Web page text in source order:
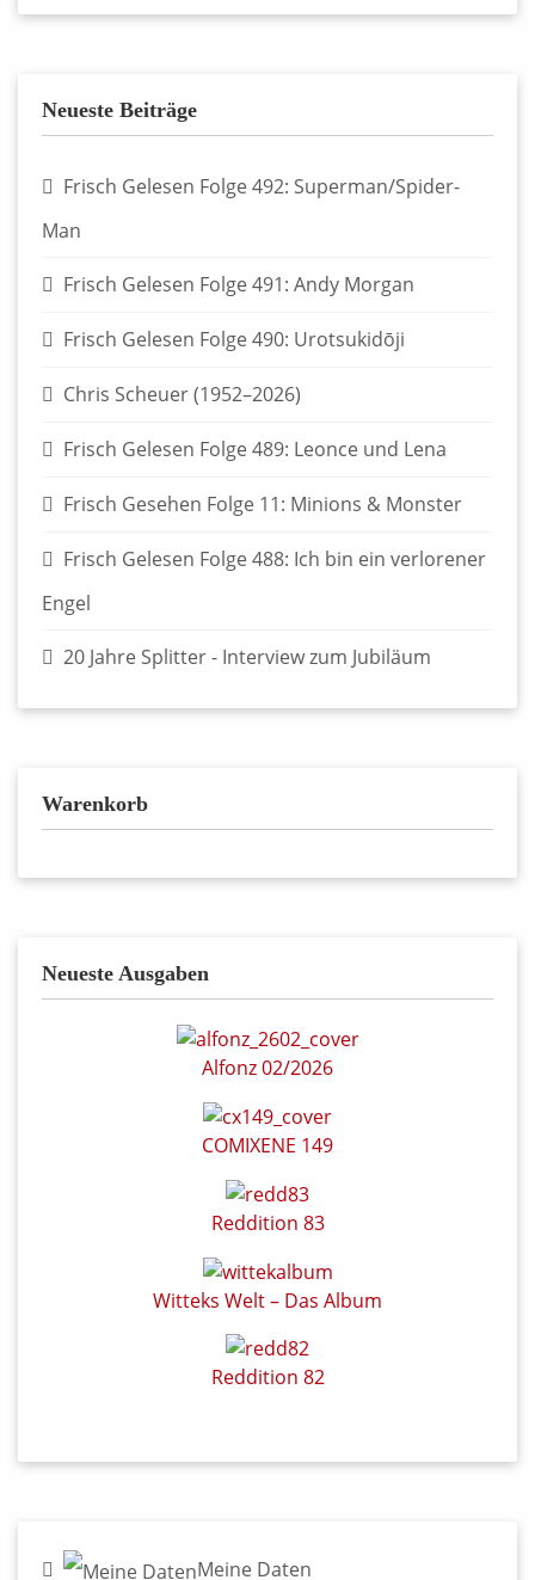
Neueste Beiträge
Frisch Gelesen Folge 492: Superman/Spider-
Man
Frisch Gelesen Folge 491: Andy Morgan
Frisch Gelesen Folge 490: Urotsukidōji
Chris Scheuer (1952–2026)
Frisch Gelesen Folge 489: Leonce und Lena
Frisch Gesehen Folge 11: Minions & Monster
Frisch Gelesen Folge 488: Ich bin ein verlorener
Engel
20 Jahre Splitter - Interview zum Jubiläum
Warenkorb
Neueste Ausgaben
Alfonz 02/2026
COMIXENE 149
Reddition 83
Witteks Welt – Das Album
Reddition 82
Meine Daten